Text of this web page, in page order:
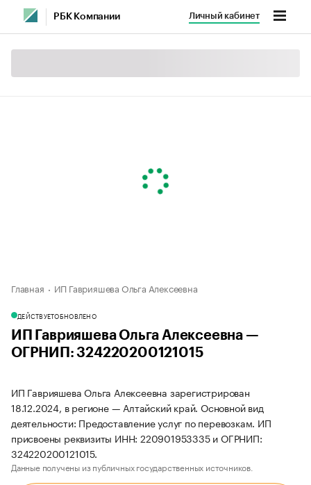
РБК Компании Личный кабинет
Главная ИП Гаврияшева Ольга Алексеевна
ДЕЙСТВУЕТОБНОВЛЕНО
ИП Гаврияшева Ольга Алексеевна —
ОГРНИП: 324220200121015
ИП Гаврияшева Ольга Алексеевна зарегистрирован
18.12.2024, в регионе — Алтайский край. Основной вид
деятельности: Предоставление услуг по перевозкам. ИП
присвоены реквизиты ИНН: 220901953335 и ОГРНИП:
324220200121015.
Данные получены из публичных государственных источников.